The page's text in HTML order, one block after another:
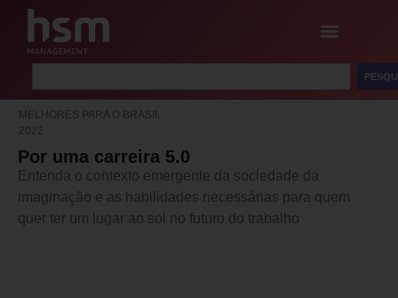
MELHORES PARA O BRASIL
2022
Por uma carreira 5.0
Entenda o contexto emergente da sociedade da
imaginação e as habilidades necessárias para quem
quer ter um lugar ao sol no futuro do trabalho